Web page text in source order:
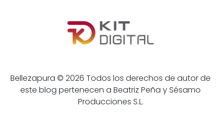
Bellezapura © 2026 Todos los derechos de autor de
este blog pertenecen a Beatriz Peña y Sésamo
Producciones S.L.